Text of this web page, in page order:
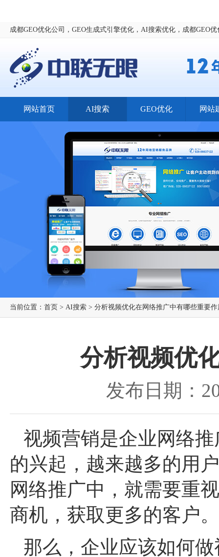
成都GEO优化公司，GEO生成式引擎优化，AI搜索优化，成都GEO
网站首页 AI搜索 GEO优化 网站
当前位置： 首页 > AI搜索 > 分析视频优化在网络推广中有哪些重要作
分析视频优
发布日期：
视频营销是企业网络
的兴起，越来越多的用
网络推广中，就需要重
商机，获取更多的客户。
那么，企业应该如何